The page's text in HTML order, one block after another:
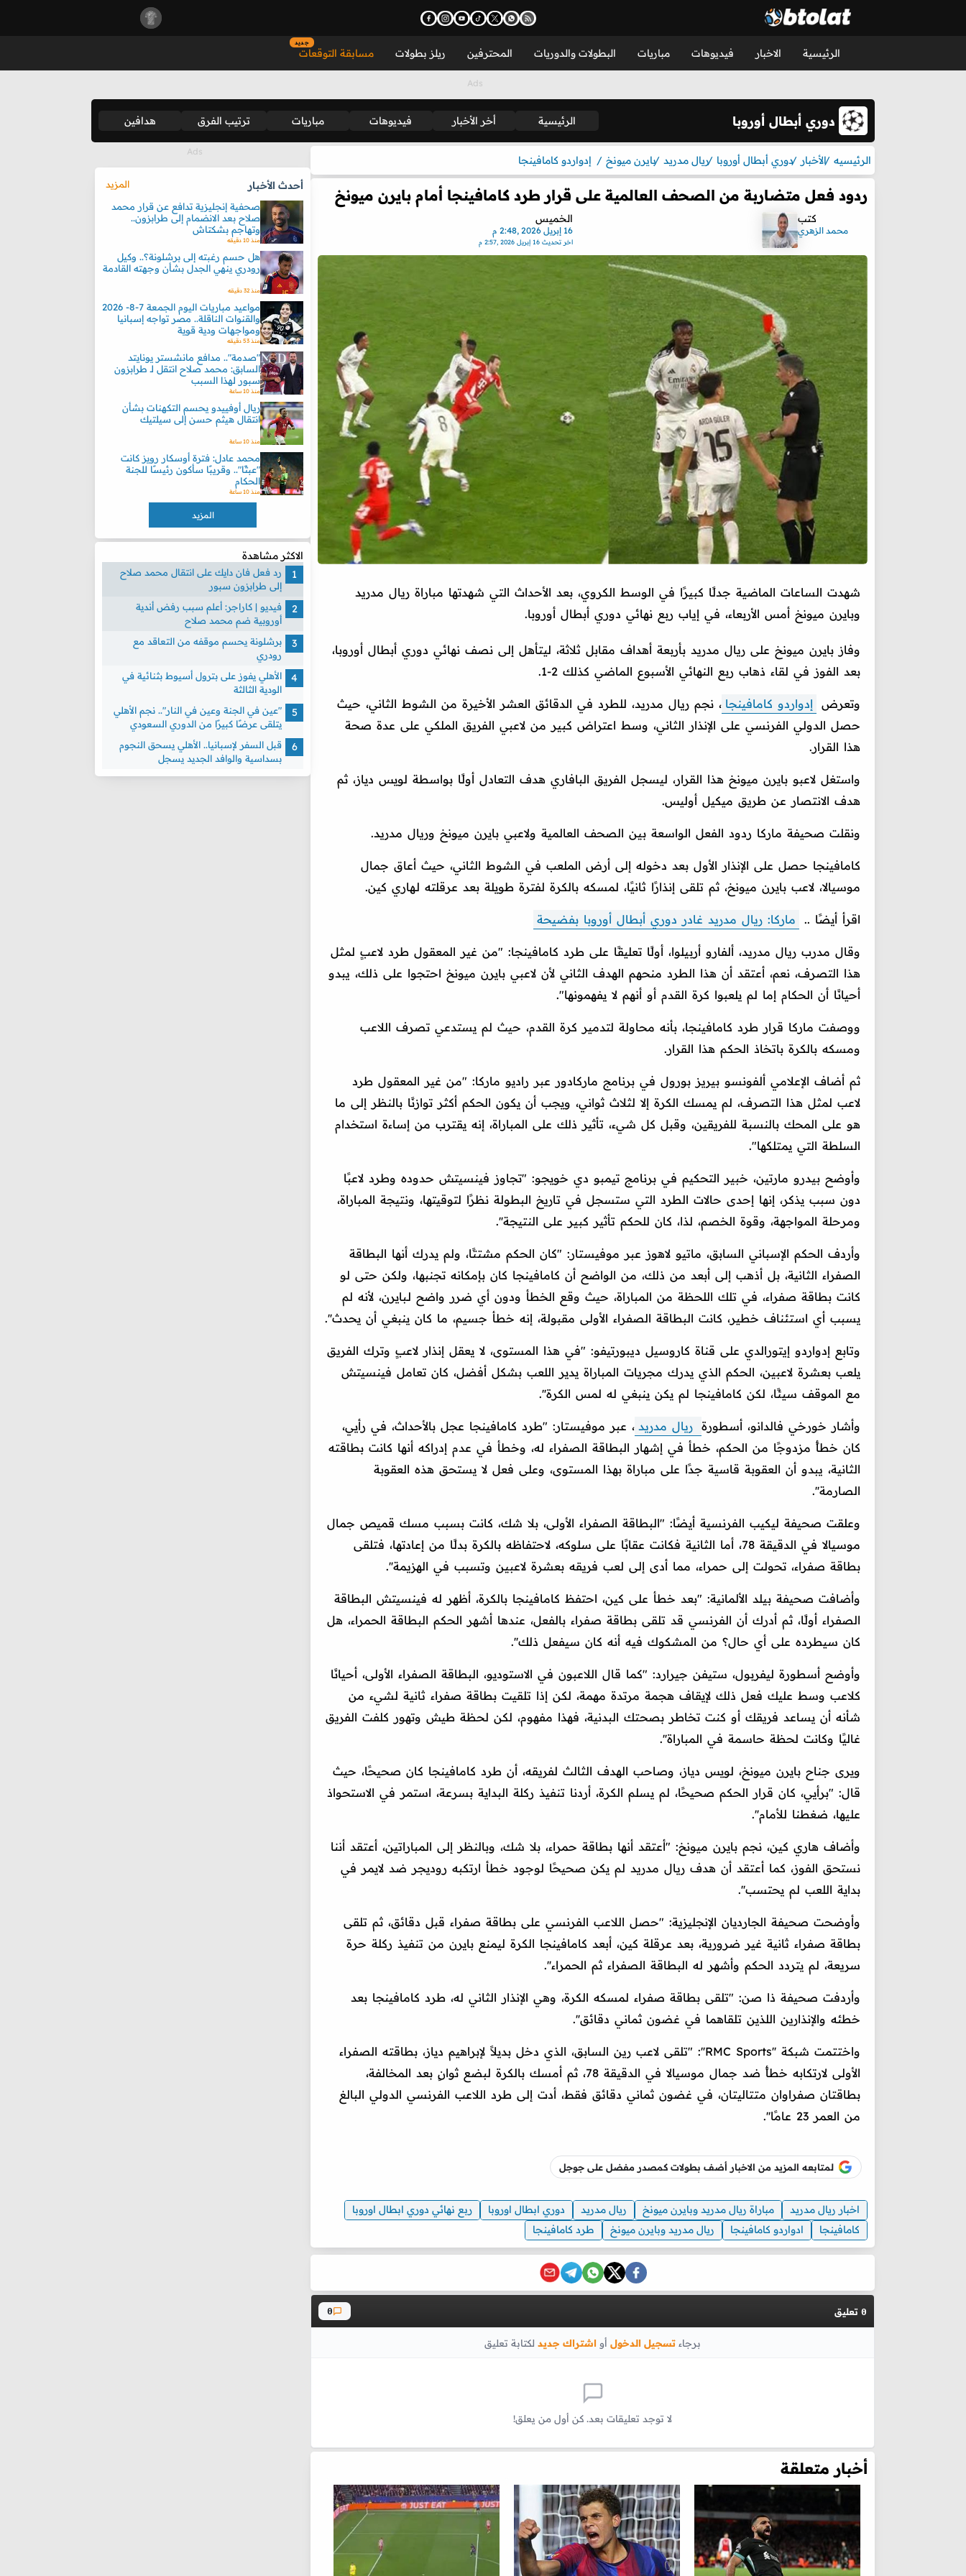
الرئيسية الاخبار فيديوهات مباريات البطولات والدوريات المحترفين ريلز بطولات مسابقة التوقعات
جديد
دوري أبطال أوروبا الرئيسية أخر الأخبار فيديوهات مباريات ترتيب الفرق هدافين
الرئيسيه الأخبار دوري أبطال أوروبا ريال مدريد بايرن ميونخ إدواردو كامافينجا
ردود فعل متضاربة من الصحف العالمية على قرار طرد كامافينجا أمام بايرن ميونخ
كتب
محمد الزهري
الخميس
16 إبريل 2026 ,2:48 م
اخر تحديث 16 إبريل 2026 ,2:57 م
شهدت الساعات الماضية جدلًا كبيرًا في الوسط الكروي، بعد الأحداث التي شهدتها مباراة ريال مدريد
وبايرن ميونخ أمس الأربعاء، في إياب ربع نهائي دوري أبطال أوروبا.
وفاز بايرن ميونخ على ريال مدريد بأربعة أهداف مقابل ثلاثة، ليتأهل إلى نصف نهائي دوري أبطال أوروبا،
بعد الفوز في لقاء ذهاب ربع النهائي الأسبوع الماضي كذلك 2-1.
وتعرض إدواردو كامافينجا ، نجم ريال مدريد، للطرد في الدقائق العشر الأخيرة من الشوط الثاني، حيث
حصل الدولي الفرنسي على الإنذار الثاني، وسط اعتراض كبير من لاعبي الفريق الملكي على عدة صحة
هذا القرار.
واستغل لاعبو بايرن ميونخ هذا القرار، ليسجل الفريق البافاري هدف التعادل أولًا بواسطة لويس دياز، ثم
هدف الانتصار عن طريق ميكيل أوليس.
ونقلت صحيفة ماركا ردود الفعل الواسعة بين الصحف العالمية ولاعبي بايرن ميونخ وريال مدريد.
كامافينجا حصل على الإنذار الأول بعد دخوله إلى أرض الملعب في الشوط الثاني، حيث أعاق جمال
موسيالا، لاعب بايرن ميونخ، ثم تلقى إنذارًا ثانيًا، لمسكه بالكرة لفترة طويلة بعد عرقلته لـهاري كين.
اقرأ أيضًا .. ماركا: ريال مدريد غادر دوري أبطال أوروبا بفضيحة
وقال مدرب ريال مدريد، ألفارو أربيلوا، أولًا تعليقًا على طرد كامافينجا: "من غير المعقول طرد لاعبٍ لمثل
هذا التصرف، نعم، أعتقد أن هذا الطرد منحهم الهدف الثاني لأن لاعبي بايرن ميونخ احتجوا على ذلك، يبدو
أحيانًا أن الحكام إما لم يلعبوا كرة القدم أو أنهم لا يفهمونها".
ووصفت ماركا قرار طرد كامافينجا، بأنه محاولة لتدمير كرة القدم، حيث لم يستدعي تصرف اللاعب
ومسكه بالكرة باتخاذ الحكم هذا القرار.
ثم أضاف الإعلامي ألفونسو بيريز بورول في برنامج ماركادور عبر راديو ماركا: "من غير المعقول طرد
لاعب لمثل هذا التصرف، لم يمسك الكرة إلا لثلاث ثواني، ويجب أن يكون الحكم أكثر توازنًا بالنظر إلى ما
هو على المحك بالنسبة للفريقين، وقبل كل شيء، تأثير ذلك على المباراة، إنه يقترب من إساءة استخدام
السلطة التي يمتلكها".
وأوضح بيدرو مارتين، خبير التحكيم في برنامج تيمبو دي خويجو: "تجاوز فينسيتش حدوده وطرد لاعبًا
دون سبب يذكر، إنها إحدى حالات الطرد التي ستسجل في تاريخ البطولة نظرًا لتوقيتها، ونتيجة المباراة،
ومرحلة المواجهة، وقوة الخصم، لذا، كان للحكم تأثير كبير على النتيجة''.
وأردف الحكم الإسباني السابق، ماتيو لاهوز عبر موفيستار: "كان الحكم مشتتًا، ولم يدرك أنها البطاقة
الصفراء الثانية، بل أذهب إلى أبعد من ذلك، من الواضح أن كامافينجا كان بإمكانه تجنبها، ولكن حتى لو
كانت بطاقة صفراء، في تلك اللحظة من المباراة، حيث وقع الخطأ ودون أي ضرر واضح لـبايرن، لأنه لم
يسبب أي استئناف خطير، كانت البطاقة الصفراء الأولى مقبولة، إنه خطأ جسيم، ما كان ينبغي أن يحدث''.
وتابع إدواردو إيتورالدي على قناة كاروسيل ديبورتيفو: "في هذا المستوى، لا يعقل إنذار لاعبٍ وترك الفريق
يلعب بعشرة لاعبين، الحكم الذي يدرك مجريات المباراة يدير اللعب بشكل أفضل، كان تعامل فينسيتش
مع الموقف سيئًا، لكن كامافينجا لم يكن ينبغي له لمس الكرة''.
وأشار خورخي فالدانو، أسطورة ريال مدريد ، عبر موفيستار: "طرد كامافينجا عجل بالأحداث، في رأيي،
كان خطأً مزدوجًا من الحكم، خطأ في إشهار البطاقة الصفراء له، وخطأ في عدم إدراكه أنها كانت بطاقته
الثانية، يبدو أن العقوبة قاسية جدًا على مباراة بهذا المستوى، وعلى فعل لا يستحق هذه العقوبة
الصارمة''.
وعلقت صحيفة ليكيب الفرنسية أيضًا: "البطاقة الصفراء الأولى، بلا شك، كانت بسبب مسك قميص جمال
موسيالا في الدقيقة 78، أما الثانية فكانت عقابًا على سلوكه، لاحتفاظه بالكرة بدلًا من إعادتها، فتلقى
بطاقة صفراء، تحولت إلى حمراء، مما أدى إلى لعب فريقه بعشرة لاعبين وتسبب في الهزيمة''.
وأضافت صحيفة بيلد الألمانية: "بعد خطأ على كين، احتفظ كامافينجا بالكرة، أظهر له فينسيتش البطاقة
الصفراء أولًا، ثم أدرك أن الفرنسي قد تلقى بطاقة صفراء بالفعل، عندها أشهر الحكم البطاقة الحمراء، هل
كان سيطرده على أي حال؟ من المشكوك فيه أنه كان سيفعل ذلك''.
وأوضح أسطورة ليفربول، ستيفن جيرارد: "كما قال اللاعبون في الاستوديو، البطاقة الصفراء الأولى، أحيانًا
كلاعب وسط عليك فعل ذلك لإيقاف هجمة مرتدة مهمة، لكن إذا تلقيت بطاقة صفراء ثانية لشيء من
شأنه أن يساعد فريقك أو كنت تخاطر بصحتك البدنية، فهذا مفهوم، لكن لحظة طيش وتهور كلفت الفريق
غاليًا وكانت لحظة حاسمة في المباراة''.
ويرى جناح بايرن ميونخ، لويس دياز، وصاحب الهدف الثالث لفريقه، أن طرد كامافينجا كان صحيحًا، حيث
قال: "برأيي، كان قرار الحكم صحيحًا، لم يسلم الكرة، أردنا تنفيذ ركلة البداية بسرعة، استمر في الاستحواذ
عليها، ضغطنا للأمام''.
وأضاف هاري كين، نجم بايرن ميونخ: "أعتقد أنها بطاقة حمراء، بلا شك، وبالنظر إلى المباراتين، أعتقد أننا
نستحق الفوز، كما أعتقد أن هدف ريال مدريد لم يكن صحيحًا لوجود خطأ ارتكبه روديجر ضد لايمر في
بداية اللعب لم يحتسب''.
وأوضحت صحيفة الجارديان الإنجليزية: "حصل اللاعب الفرنسي على بطاقة صفراء قبل دقائق، ثم تلقى
بطاقة صفراء ثانية غير ضرورية، بعد عرقلة كين، أبعد كامافينجا الكرة ليمنع بايرن من تنفيذ ركلة حرة
سريعة، لم يتردد الحكم وأشهر له البطاقة الصفراء ثم الحمراء''.
وأردفت صحيفة ذا صن: "تلقى بطاقة صفراء لمسكه الكرة، وهي الإنذار الثاني له، طرد كامافينجا بعد
خطئه والإنذارين اللذين تلقاهما في غضون ثماني دقائق''.
واختتمت شبكة ''RMC Sports'': "تلقى لاعب رين السابق، الذي دخل بديلاً لإبراهيم دياز، بطاقته الصفراء
الأولى لارتكابه خطأً ضد جمال موسيالا في الدقيقة 78، ثم أمسك بالكرة لبضع ثوانٍ بعد المخالفة،
بطاقتان صفراوان متتاليتان، في غضون ثماني دقائق فقط، أدت إلى طرد اللاعب الفرنسي الدولي البالغ
من العمر 23 عامًا''.
لمتابعه المزيد من الاخبار أضف بطولات كمصدر مفضل على جوجل
اخبار ريال مدريد مباراة ريال مدريد وبايرن ميونخ ريال مدريد دوري ابطال اوروبا
ربع نهائي دوري ابطال اوروبا
كامافينجا
ادواردو كامافينجا ريال مدريد وبايرن ميونخ طرد كامافينجا
0 تعليق 0
برجاء تسجيل الدخول أو اشتراك جديد لكتابة تعليق
لا توجد تعليقات بعد. كن أول من يعلق!
أخبار متعلقة
أحدث الأخبار
المزيد
صحفية إنجليزية تدافع عن قرار محمد
صلاح بعد الانضمام إلى طرابزون..
وتهاجم بشكتاش
منذ 10 دقيقه
هل حسم رغبته إلى برشلونة؟.. وكيل
رودري ينهي الجدل بشأن وجهته القادمة
منذ 32 دقيقه
مواعيد مباريات اليوم الجمعة 7-8- 2026
والقنوات الناقلة.. مصر تواجه إسبانيا
ومواجهات ودية قوية
منذ 53 دقيقه
"صدمة".. مدافع مانشستر يونايتد
السابق: محمد صلاح انتقل لـ طرابزون
سبور لهذا السبب
منذ 10 ساعة
ريال أوفييدو يحسم التكهنات بشأن
انتقال هيثم حسن إلى سيلتيك
منذ 10 ساعة
محمد عادل: فترة أوسكار رويز كانت
"عبثًا".. وقريبًا سأكون رئيسًا للجنة
الحكام
منذ 10 ساعة
المزيد
الاكثر مشاهدة
رد فعل فان دايك على انتقال محمد صلاح
إلى طرابزون سبور
فيديو | كاراجر: أعلم سبب رفض أندية
أوروبية ضم محمد صلاح
برشلونة يحسم موقفه من التعاقد مع
رودري
الأهلي يفوز على بترول أسيوط بثنائية في
الودية الثالثة
"عين في الجنة وعين في النار".. نجم الأهلي
يتلقى عرضًا كبيرًا من الدوري السعودي
قبل السفر لإسبانيا.. الأهلي يسحق النجوم
بسداسية والوافد الجديد يسجل